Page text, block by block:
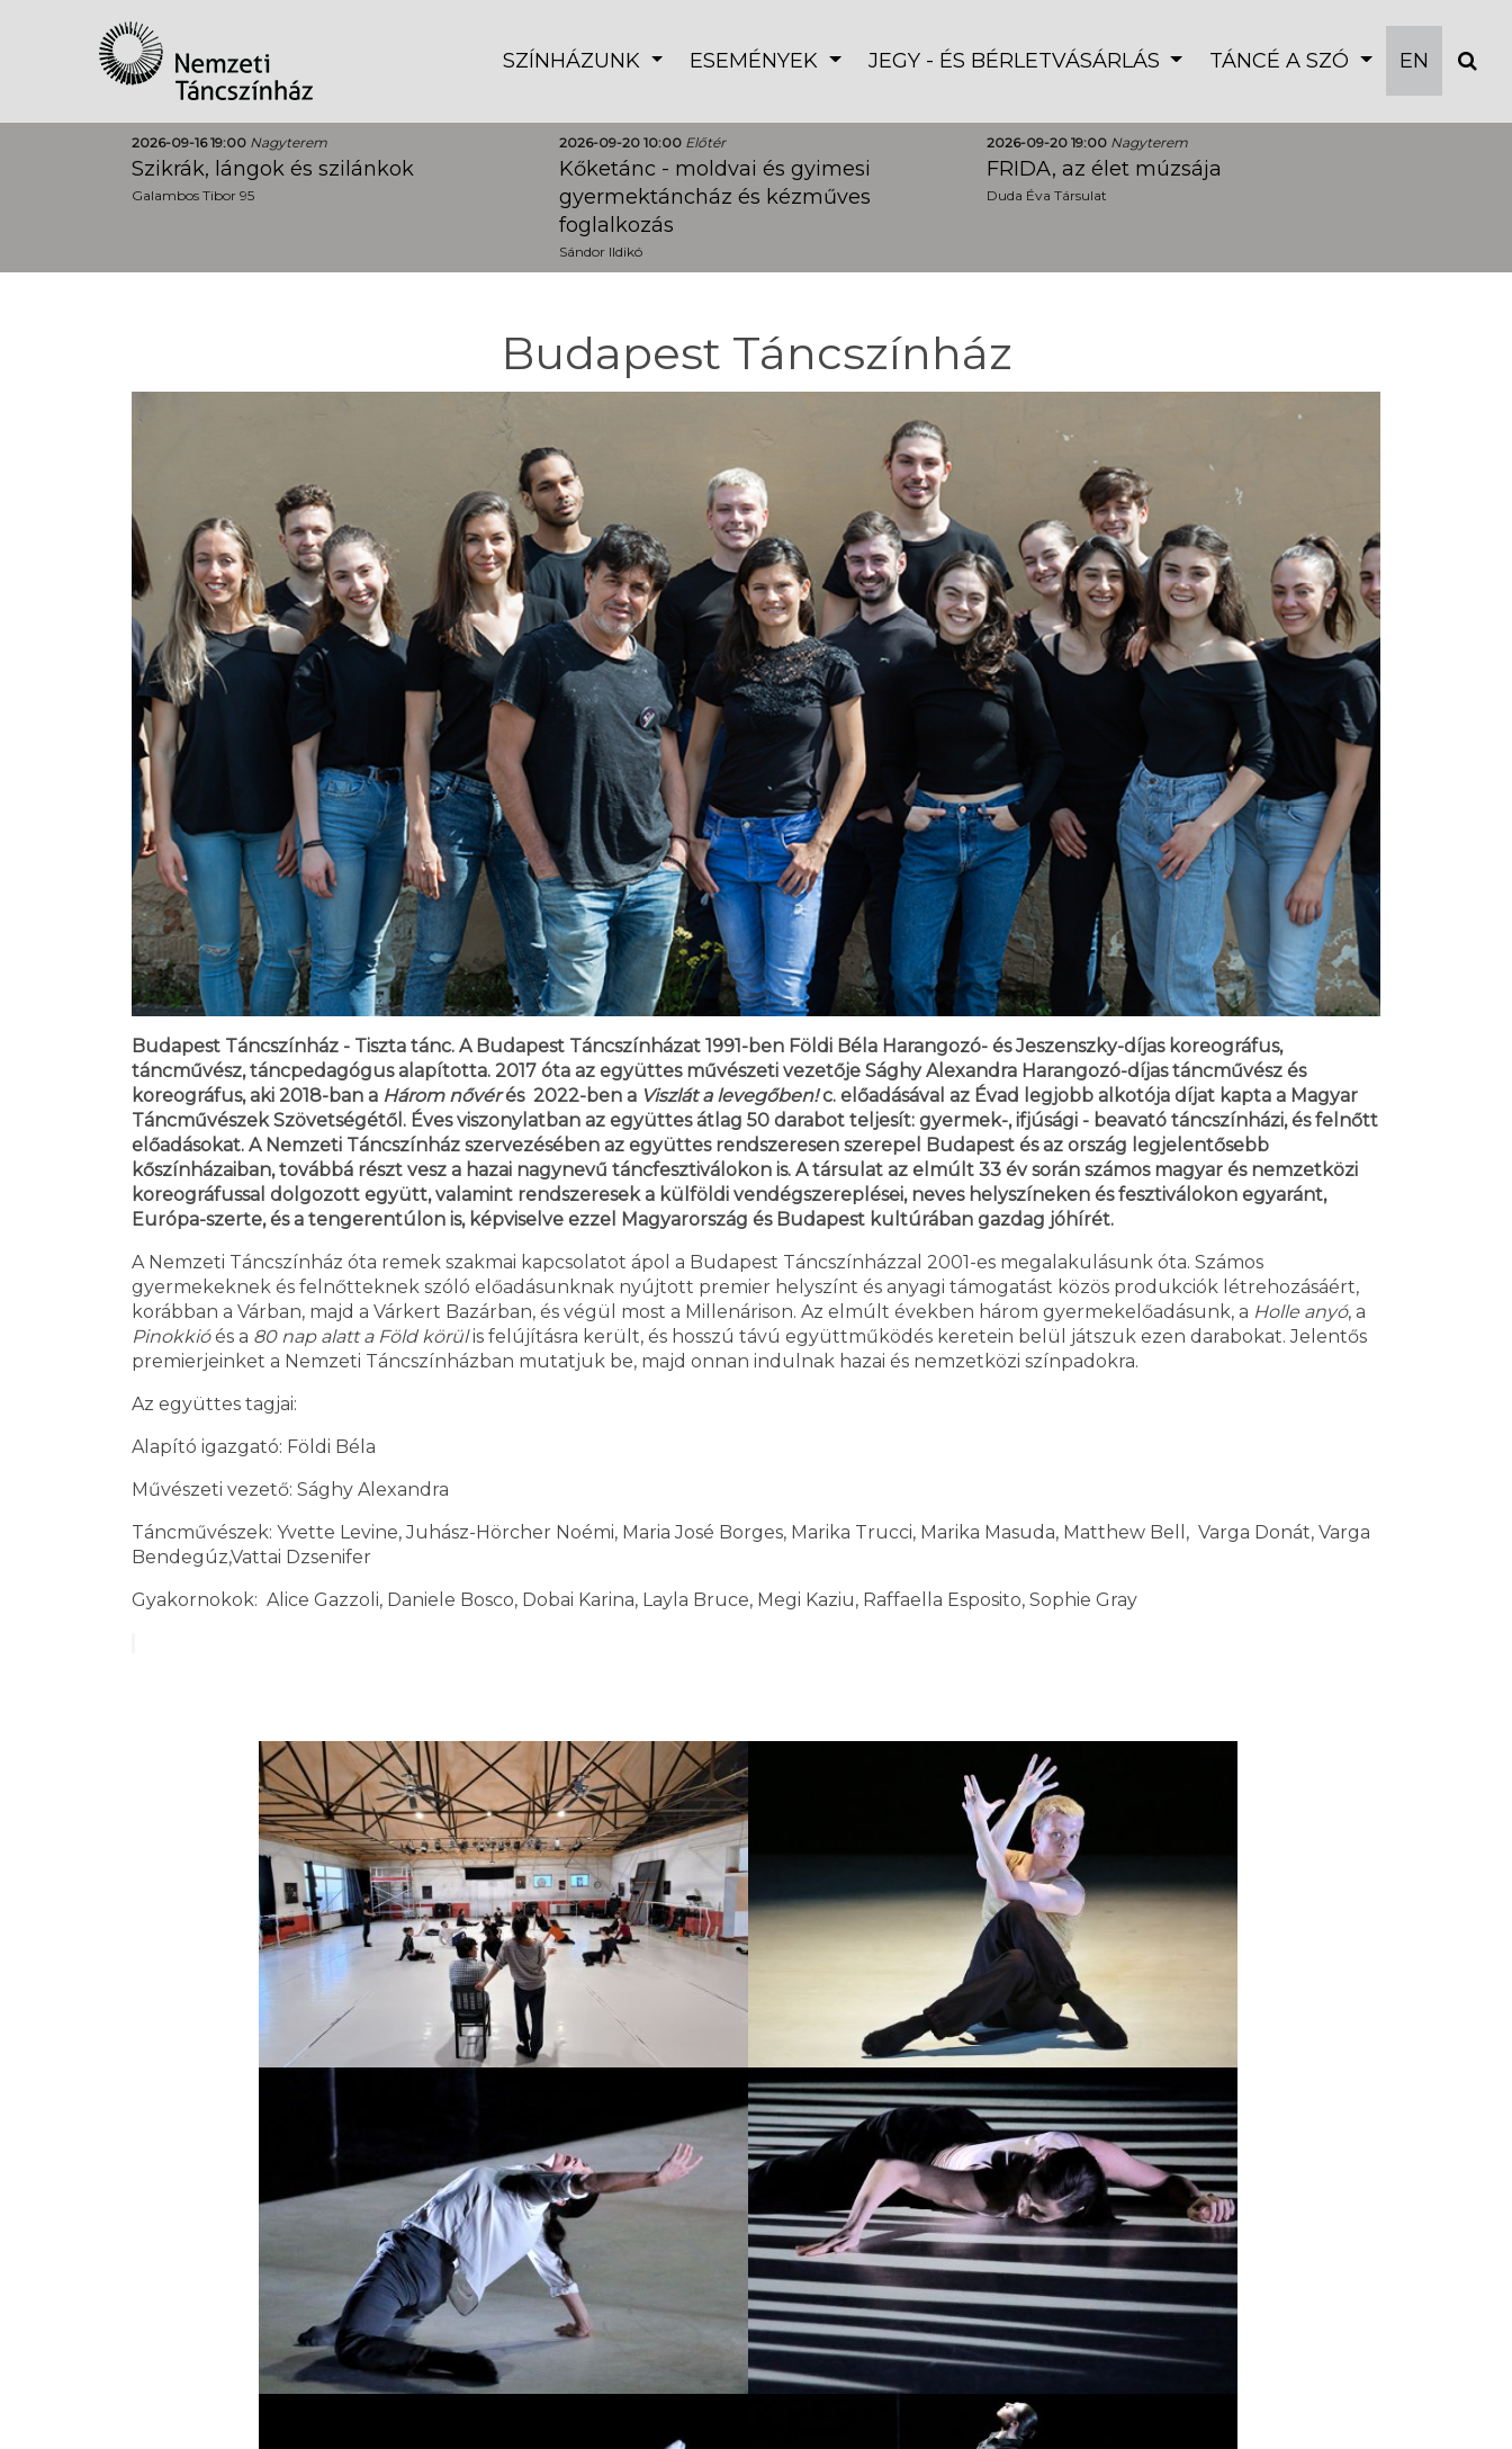
SZÍNHÁZUNK ESEMÉNYEK JEGY - ÉS BÉRLETVÁSÁRLÁS TÁNCÉ A SZÓ EN
2026-09-16 19:00 Nagyterem
Szikrák, lángok és szilánkok
Galambos Tibor 95
2026-09-20 10:00 Előtér
Kőketánc - moldvai és gyimesi
gyermektáncház és kézműves
foglalkozás
Sándor Ildikó
2026-09-20 19:00 Nagyterem
FRIDA, az élet múzsája
Duda Éva Társulat
Budapest Táncszínház
Budapest Táncszínház - Tiszta tánc. A Budapest Táncszínházat 1991-ben Földi Béla Harangozó- és Jeszenszky-díjas koreográfus,
táncművész, táncpedagógus alapította. 2017 óta az együttes művészeti vezetője Sághy Alexandra Harangozó-díjas táncművész és
koreográfus, aki 2018-ban a Három nővérés 2022-ben a Viszlát a levegőben!c. előadásával az Évad legjobb alkotója díjat kapta a Magyar
Táncművészek Szövetségétől. Éves viszonylatban az együttes átlag 50 darabot teljesít: gyermek-, ifjúsági - beavató táncszínházi, és felnőtt
előadásokat. A Nemzeti Táncszínház szervezésében az együttes rendszeresen szerepel Budapest és az ország legjelentősebb
kőszínházaiban, továbbá részt vesz a hazai nagynevű táncfesztiválokon is. A társulat az elmúlt 33 év során számos magyar és nemzetközi
koreográfussal dolgozott együtt, valamint rendszeresek a külföldi vendégszereplései, neves helyszíneken és fesztiválokon egyaránt,
Európa-szerte, és a tengerentúlon is, képviselve ezzel Magyarország és Budapest kultúrában gazdag jóhírét.
A Nemzeti Táncszínház óta remek szakmai kapcsolatot ápol a Budapest Táncszínházzal 2001-es megalakulásunk óta. Számos
gyermekeknek és felnőtteknek szóló előadásunknak nyújtott premier helyszínt és anyagi támogatást közös produkciók létrehozásáért,
korábban a Várban, majd a Várkert Bazárban, és végül most a Millenárison. Az elmúlt években három gyermekelőadásunk, a Holle anyó, a
Pinokkióés a 80 nap alatt a Föld körülis felújításra került, és hosszú távú együttműködés keretein belül játszuk ezen darabokat. Jelentős
premierjeinket a Nemzeti Táncszínházban mutatjuk be, majd onnan indulnak hazai és nemzetközi színpadokra.
Az együttes tagjai:
Alapító igazgató: Földi Béla
Művészeti vezető: Sághy Alexandra
Táncművészek: Yvette Levine, Juhász-Hörcher Noémi, Maria José Borges, Marika Trucci, Marika Masuda, Matthew Bell, Varga Donát, Varga
Bendegúz,Vattai Dzsenifer
Gyakornokok: Alice Gazzoli, Daniele Bosco, Dobai Karina, Layla Bruce, Megi Kaziu, Raffaella Esposito, Sophie Gray